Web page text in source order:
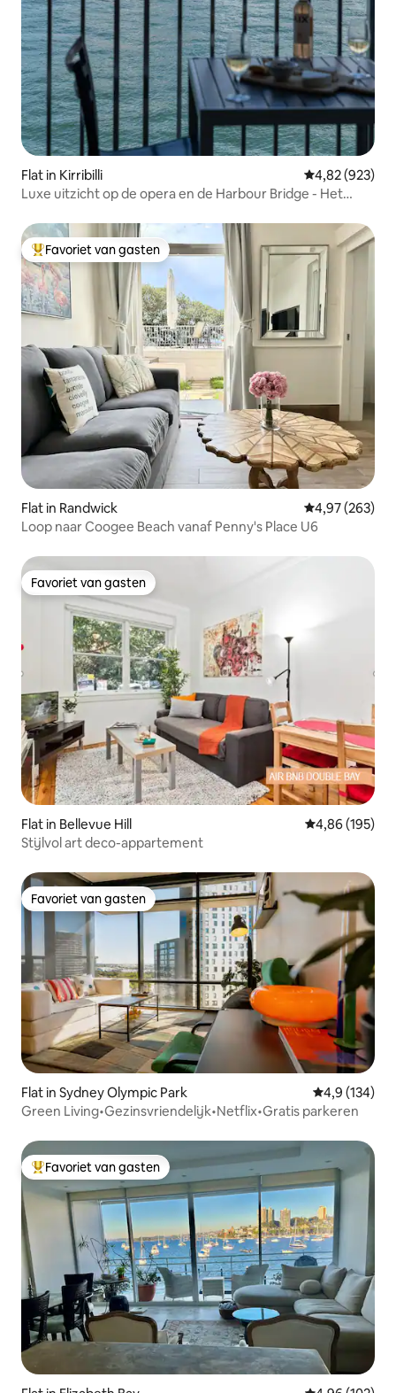
Flat in Kirribilli Gemiddelde
4,82 (923)
Luxe uitzicht op de opera en de Harbour Bridge - Het
Topfavoriet van gasten
Favoriet van gasten
Flat in Randwick Gemiddelde
4,97 (263)
Loop naar Coogee Beach vanaf Penny's Place U6
Favoriet van gasten
Favoriet van gasten
Flat in Bellevue Hill Gemiddelde
4,86 (195)
Stijlvol art deco-appartement
Favoriet van gasten
Favoriet van gasten
Flat in Sydney Olympic Park Gemiddelde
4,9 (134)
Green Living•Gezinsvriendelijk•Netflix•Gratis parkeren
Topfavoriet van gasten
Favoriet van gasten